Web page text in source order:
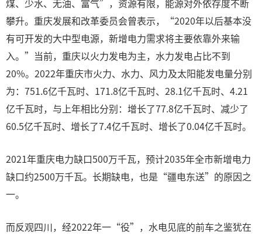
煤、少水、无油、富气”，资源有限，能源对外依存度不断
攀升。重庆发展和改革委员会曾表示，“2020年以后基本没
有可开发的大中型电源，新增电力需求将主要依靠外来输
入。”当前，重庆以火力发电为主，水力发电占比不到
20%。2022年重庆市火力、水力、风力及太阳能发电量分别
为：751.6亿千瓦时、171.8亿千瓦时、28.1亿千瓦时、4.21
亿千瓦时，与上年相比分别：增长了77.8亿千瓦时、减少了
60.5亿千瓦时、增长了7.4亿千瓦时、增长了0.04亿千瓦时。
2021年重庆电力缺口500万千瓦，预计2035年全市新增电力
缺口约2500万千瓦。长期缺电，也是“疆电东送”的原因之
一。
而反观四川，经2022年一“役”，水电见底的前车之鉴犹在